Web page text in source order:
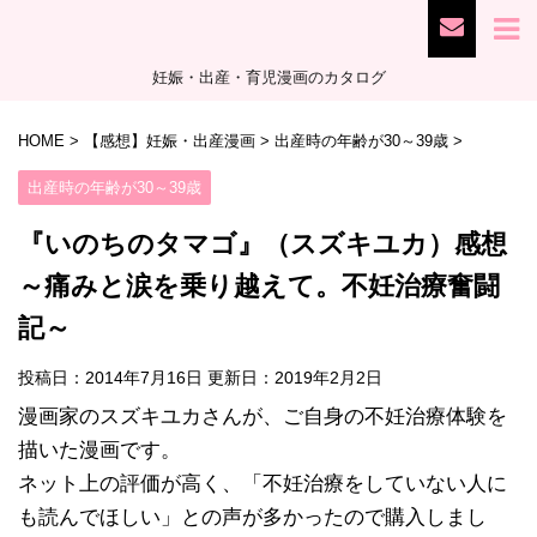
妊娠・出産・育児漫画のカタログ
HOME > 【感想】妊娠・出産漫画 > 出産時の年齢が30～39歳 >
出産時の年齢が30～39歳
『いのちのタマゴ』（スズキユカ）感想
～痛みと涙を乗り越えて。不妊治療奮闘
記～
投稿日：2014年7月16日 更新日： 2019年2月2日
漫画家のスズキユカさんが、ご自身の不妊治療体験を
描いた漫画です。
ネット上の評価が高く、「不妊治療をしていない人に
も読んでほしい」との声が多かったので購入しまし